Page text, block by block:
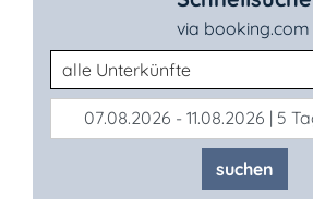
via booking.com
Unterkunftsart
07.08.2026 - 11.08.2026 | 5
suchen